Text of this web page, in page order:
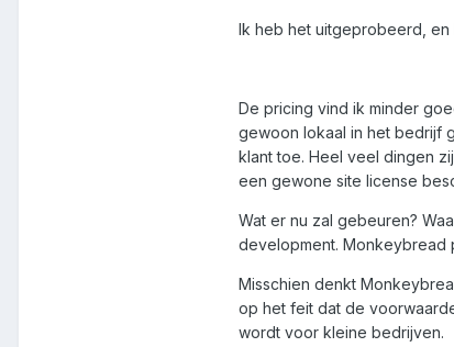
Ik heb het uitgeprobeerd, en
De pricing vind ik minder
gewoon lokaal in het bedrijf
klant toe. Heel veel dingen
een gewone site license
Wat er nu zal gebeuren?
development. Monkeybread
Misschien denkt
op het feit dat de
wordt voor kleine bedrijven.